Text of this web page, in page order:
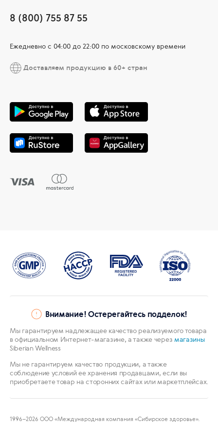
8 (800) 755 87 55
Ежедневно c 04:00 до 22:00 по московскому времени
Доставляем продукцию в 60+ стран
Внимание! Остерегайтесь подделок!
Мы гарантируем надлежащее качество реализуемого товара
в официальном Интернет-магазине, а также через магазины
Siberian Wellness
Мы не гарантируем качество продукции, а также
соблюдение условий ее хранения продавцами, если вы
приобретаете товар на сторонних сайтах или маркетплейсах.
1996–2026 ООО «Международная компания «Сибирское здоровье».